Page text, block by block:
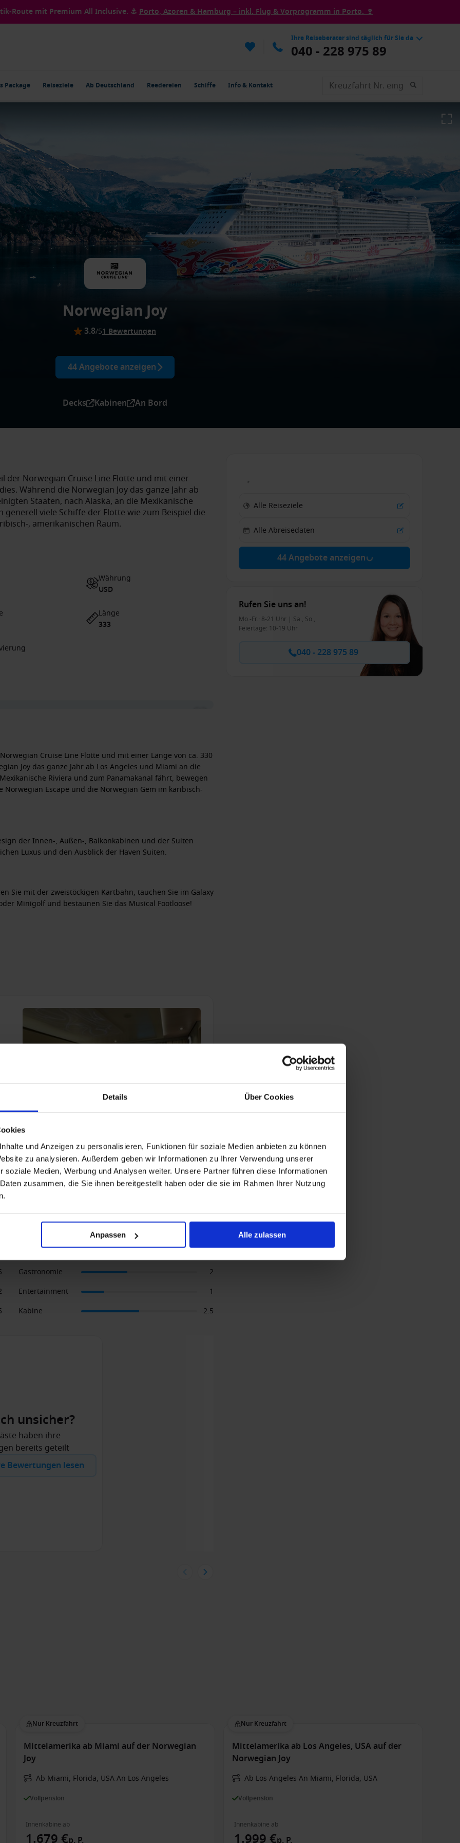
Details Über Cookies
und Anzeigen zu personalisieren, Funktionen für soziale Medien anbieten zu können
zu analysieren. Außerdem geben wir Informationen zu Ihrer Verwendung unserer
soziale Medien, Werbung und Analysen weiter. Unsere Partner führen diese Informationen
zusammen, die Sie ihnen bereitgestellt haben oder die sie im Rahmen Ihrer Nutzung
Anpassen Alle zulassen
Route mit Premium All Inclusive. ⚓ Porto, Azoren & Hamburg – inkl. Flug & Vorprogramm in Porto. 🍷
Ihre Reiseberater sind täglich für Sie da
040 - 228 975 89
Package Reiseziele Ab Deutschland Reedereien Schiffe Info & Kontakt
Norwegian Joy
3.8/51 Bewertungen
44 Angebote anzeigen
Decks Kabinen An Bord
der Norwegian Cruise Line Flotte und mit einer
Während die Norwegian Joy das ganze Jahr ab
Staaten, nach Alaska, an die Mexikanische
viele Schiffe der Flotte wie zum Beispiel die
, amerikanischen Raum.
Währung
USD
Länge
333
Cruise Line Flotte und mit einer Länge von ca. 330
Joy das ganze Jahr ab Los Angeles und Miami an die
Riviera und zum Panamakanal fährt, bewegen
Escape und die Norwegian Gem im karibisch-
der Innen-, Außen-, Balkonkabinen und der Suiten
Luxus und den Ausblick der Haven Suiten.
Sie mit der zweistöckigen Kartbahn, tauchen Sie im Galaxy
Minigolf und bestaunen Sie das Musical Footloose!
Dawn-Klasse
Individuelle Schiffe
Gastronomie
2
Entertainment
1
Kabine 2.5
unsicher?
haben ihre
bereits geteilt
Bewertungen lesen
44 Angebote anzeigen
Rufen Sie uns an!
Mo.-Fr.: 8-21 Uhr | Sa., So.,
Feiertage: 10-19 Uhr
040 - 228 975 89
Nur Kreuzfahrt
Mittelamerika ab Miami auf der Norwegian
Joy
Ab Miami, Florida, USA An Los Angeles
Vollpension
Innenkabine ab
1.679 €p. P.
Nur Kreuzfahrt
Mittelamerika ab Los Angeles, USA auf der
Norwegian Joy
Ab Los Angeles An Miami, Florida, USA
Vollpension
Innenkabine ab
1.999 €p. P.